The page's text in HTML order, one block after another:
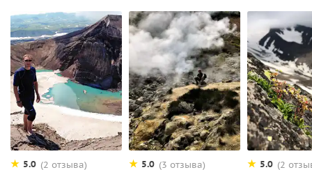
5.0 (2 отзыва) 5.0 (3 отзыва) 5.0 (2